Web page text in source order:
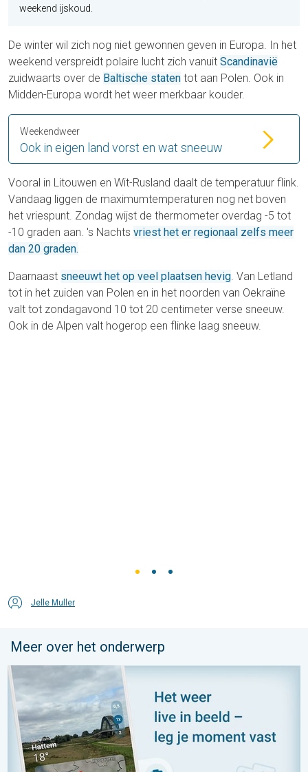
weekend ijskoud.
De winter wil zich nog niet gewonnen geven in Europa. In het
weekend verspreidt polaire lucht zich vanuit Scandinavië
zuidwaarts over de Baltische staten tot aan Polen. Ook in
Midden-Europa wordt het weer merkbaar kouder.
Ook in eigen land vorst en wat sneeuw
Weekendweer
Vooral in Litouwen en Wit-Rusland daalt de temperatuur flink.
Vandaag liggen de maximumtemperaturen nog net boven
het vriespunt. Zondag wijst de thermometer overdag -5 tot
-10 graden aan. 's Nachts vriest het er regionaal zelfs meer
dan 20 graden.
Daarnaast sneeuwt het op veel plaatsen hevig. Van Letland
tot in het zuiden van Polen en in het noorden van Oekraïne
valt tot zondagavond 10 tot 20 centimeter verse sneeuw.
Ook in de Alpen valt hogerop een flinke laag sneeuw.
Jelle Muller
Meer over het onderwerp
Impressies maken, momenten delen. Deel wat je ziet!. . .